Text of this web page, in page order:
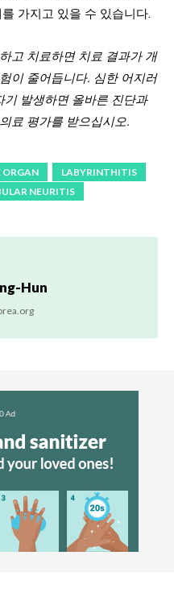
가지고 있을 수 있습니다.
고 치료하면 치료 결과가 개
이 줄어듭니다. 심한 어지러
기 발생하면 올바른 진단과
료 평가를 받으십시오.
ORGAN
LABYRINTHITIS
NEURITIS
Hun